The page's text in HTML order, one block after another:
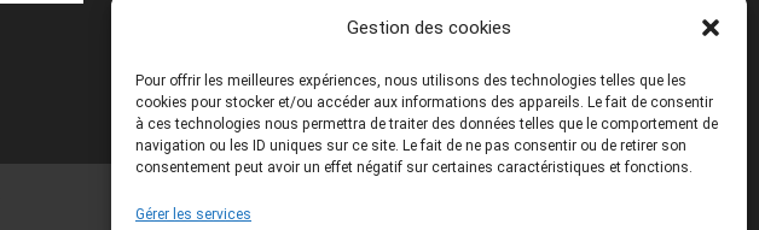
Gestion des cookies
Pour offrir les meilleures expériences, nous utilisons des technologies telles que les
cookies pour stocker et/ou accéder aux informations des appareils. Le fait de consentir
à ces technologies nous permettra de traiter des données telles que le comportement de
navigation ou les ID uniques sur ce site. Le fait de ne pas consentir ou de retirer son
consentement peut avoir un effet négatif sur certaines caractéristiques et fonctions.
Gérer les services